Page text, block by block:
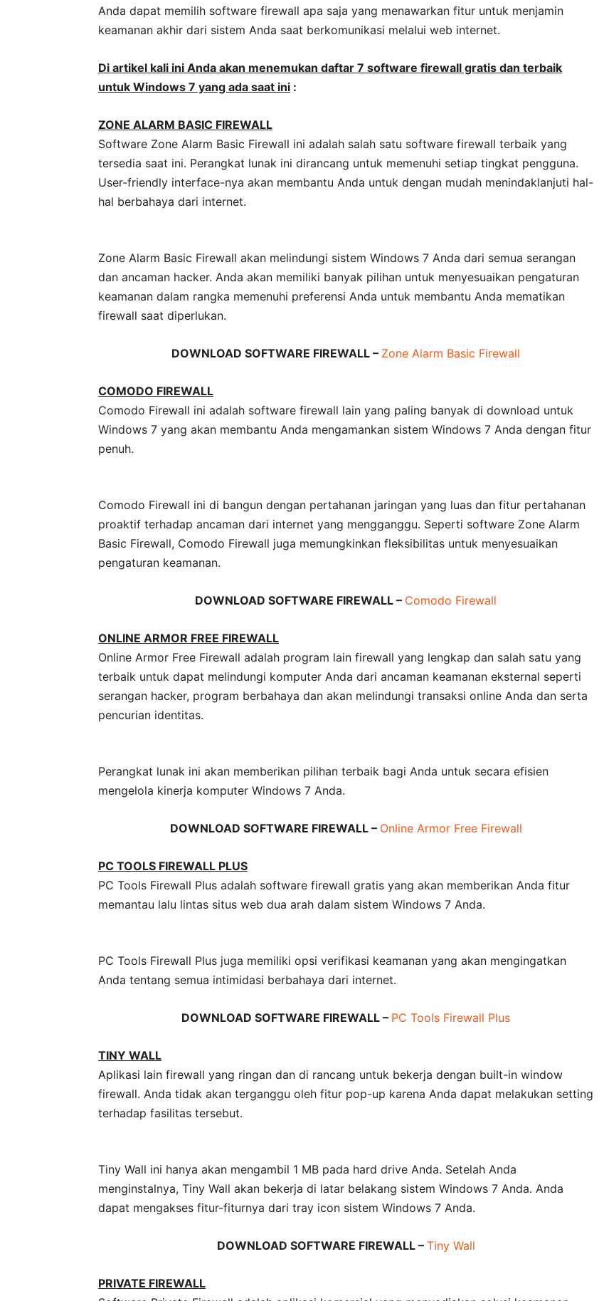
Anda dapat memilih software firewall apa saja yang menawarkan fitur untuk menjamin
keamanan akhir dari sistem Anda saat berkomunikasi melalui web internet.
Di artikel kali ini Anda akan menemukan daftar 7 software firewall gratis dan terbaik
untuk Windows 7 yang ada saat ini :
ZONE ALARM BASIC FIREWALL
Software Zone Alarm Basic Firewall ini adalah salah satu software firewall terbaik yang
tersedia saat ini. Perangkat lunak ini dirancang untuk memenuhi setiap tingkat pengguna.
User-friendly interface-nya akan membantu Anda untuk dengan mudah menindaklanjuti hal-
hal berbahaya dari internet.
Zone Alarm Basic Firewall akan melindungi sistem Windows 7 Anda dari semua serangan
dan ancaman hacker. Anda akan memiliki banyak pilihan untuk menyesuaikan pengaturan
keamanan dalam rangka memenuhi preferensi Anda untuk membantu Anda mematikan
firewall saat diperlukan.
DOWNLOAD SOFTWARE FIREWALL – Zone Alarm Basic Firewall
COMODO FIREWALL
Comodo Firewall ini adalah software firewall lain yang paling banyak di download untuk
Windows 7 yang akan membantu Anda mengamankan sistem Windows 7 Anda dengan fitur
penuh.
Comodo Firewall ini di bangun dengan pertahanan jaringan yang luas dan fitur pertahanan
proaktif terhadap ancaman dari internet yang mengganggu. Seperti software Zone Alarm
Basic Firewall, Comodo Firewall juga memungkinkan fleksibilitas untuk menyesuaikan
pengaturan keamanan.
DOWNLOAD SOFTWARE FIREWALL – Comodo Firewall
ONLINE ARMOR FREE FIREWALL
Online Armor Free Firewall adalah program lain firewall yang lengkap dan salah satu yang
terbaik untuk dapat melindungi komputer Anda dari ancaman keamanan eksternal seperti
serangan hacker, program berbahaya dan akan melindungi transaksi online Anda dan serta
pencurian identitas.
Perangkat lunak ini akan memberikan pilihan terbaik bagi Anda untuk secara efisien
mengelola kinerja komputer Windows 7 Anda.
DOWNLOAD SOFTWARE FIREWALL – Online Armor Free Firewall
PC TOOLS FIREWALL PLUS
PC Tools Firewall Plus adalah software firewall gratis yang akan memberikan Anda fitur
memantau lalu lintas situs web dua arah dalam sistem Windows 7 Anda.
PC Tools Firewall Plus juga memiliki opsi verifikasi keamanan yang akan mengingatkan
Anda tentang semua intimidasi berbahaya dari internet.
DOWNLOAD SOFTWARE FIREWALL – PC Tools Firewall Plus
TINY WALL
Aplikasi lain firewall yang ringan dan di rancang untuk bekerja dengan built-in window
firewall. Anda tidak akan terganggu oleh fitur pop-up karena Anda dapat melakukan setting
terhadap fasilitas tersebut.
Tiny Wall ini hanya akan mengambil 1 MB pada hard drive Anda. Setelah Anda
menginstalnya, Tiny Wall akan bekerja di latar belakang sistem Windows 7 Anda. Anda
dapat mengakses fitur-fiturnya dari tray icon sistem Windows 7 Anda.
DOWNLOAD SOFTWARE FIREWALL – Tiny Wall
PRIVATE FIREWALL